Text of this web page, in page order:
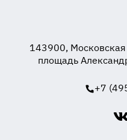
143900,
площадь
+7